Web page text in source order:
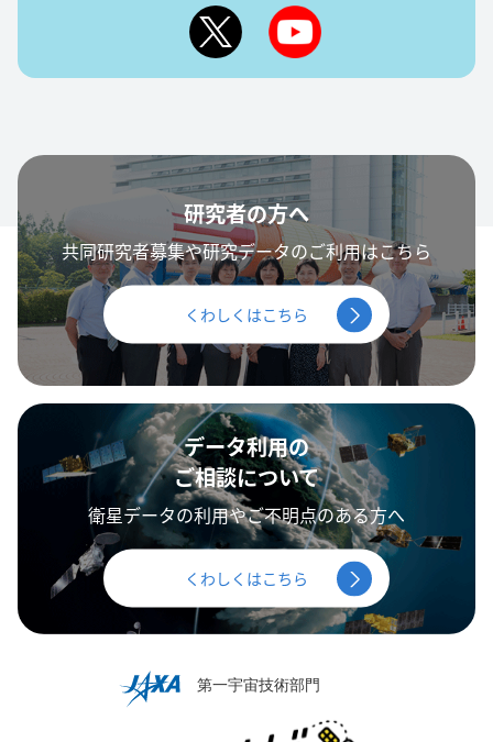
研究者の方へ
共同研究者募集や研究データのご利用はこちら
くわしくはこちら
データ利用の
ご相談について
衛星データの利用やご不明点のある方へ
くわしくはこちら